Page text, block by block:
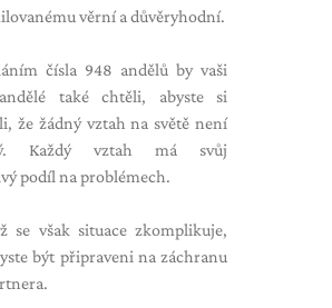
věrní a důvěryhodní.
čísla 948 andělů by vaši
také chtěli, abyste si
že žádný vztah na světě není
Každý vztah má svůj
podíl na problémech.
se však situace zkomplikuje,
být připraveni na záchranu